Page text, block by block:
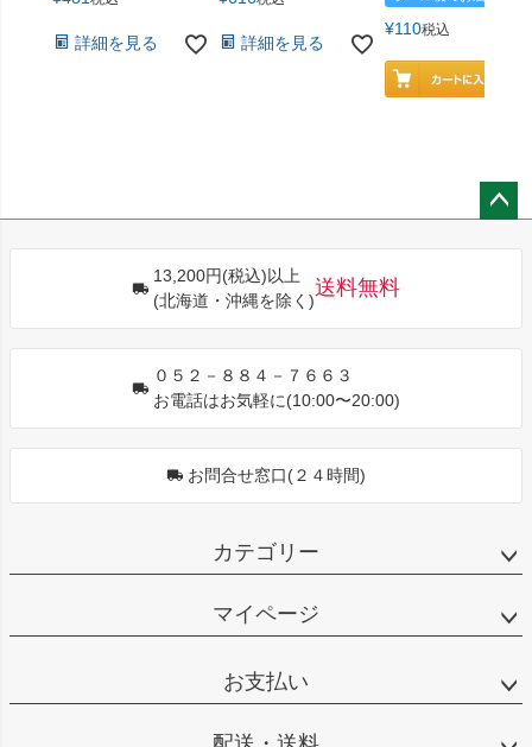
詳細を見る 詳細を見る
¥110税込
13,200円(税込)以上
(北海道・沖縄を除く)
送料無料
０５２－８８４－７６６３
お電話はお気軽に(10:00〜20:00)
お問合せ窓口(２４時間)
カテゴリー
マイページ
お支払い